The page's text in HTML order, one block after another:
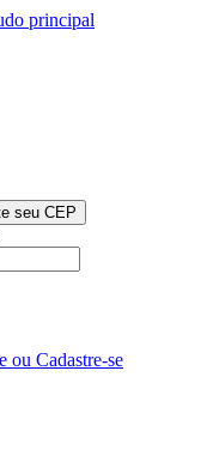
principal
seu CEP
ou Cadastre-se